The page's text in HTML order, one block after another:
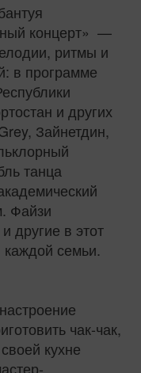
концерт» —
ритмы и
в программе
и других
Зайнетдин,
танца
Файзи
другие в этот
каждой семьи.
чак-чак,
кухне